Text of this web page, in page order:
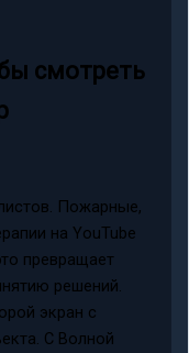
смотреть
Пожарные,
на YouTube
превращает
решений.
экран с
С Волной